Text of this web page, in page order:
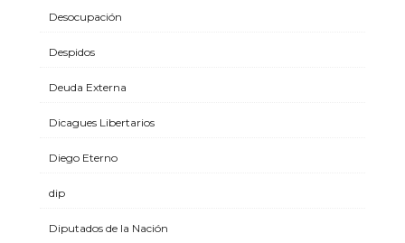
Desocupación
Despidos
Deuda Externa
Dicagues Libertarios
Diego Eterno
dip
Diputados de la Nación